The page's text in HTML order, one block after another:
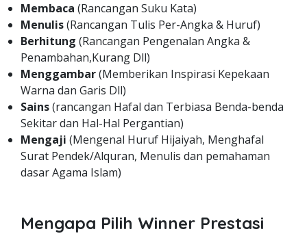
Membaca (Rancangan Suku Kata)
Menulis(Rancangan Tulis Per-Angka & Huruf)
Berhitung (Rancangan Pengenalan Angka &
Penambahan,Kurang Dll)
Menggambar(Memberikan Inspirasi Kepekaan
Warna dan Garis Dll)
Sains(rancangan Hafal dan Terbiasa Benda-benda
Sekitar dan Hal-Hal Pergantian)
Mengaji (Mengenal Huruf Hijaiyah, Menghafal
Surat Pendek/Alquran, Menulis dan pemahaman
dasar Agama Islam)
Mengapa Pilih Winner Prestasi